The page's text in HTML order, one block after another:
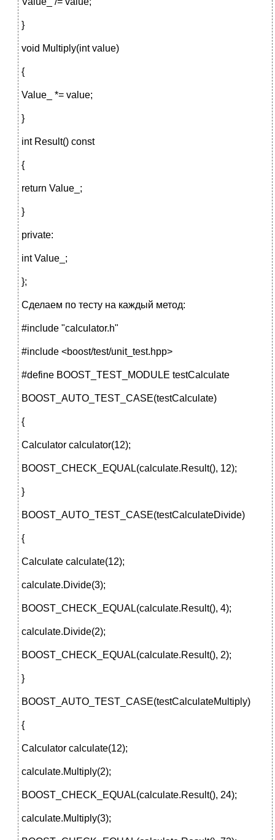
}
void Multiply(int value)
{
Value_ *= value;
}
int Result() const
{
return Value_;
}
private:
int Value_;
};
Сделаем по тесту на каждый метод:
#include "calculator.h"
#include <boost/test/unit_test.hpp>
#define BOOST_TEST_MODULE testCalculate
BOOST_AUTO_TEST_CASE(testCalculate)
{
Calculator calculator(12);
BOOST_CHECK_EQUAL(calculate.Result(), 12);
}
BOOST_AUTO_TEST_CASE(testCalculateDivide)
{
Calculate calculate(12);
calculate.Divide(3);
BOOST_CHECK_EQUAL(calculate.Result(), 4);
calculate.Divide(2);
BOOST_CHECK_EQUAL(calculate.Result(), 2);
}
BOOST_AUTO_TEST_CASE(testCalculateMultiply)
{
Calculator calculate(12);
calculate.Multiply(2);
BOOST_CHECK_EQUAL(calculate.Result(), 24);
calculate.Multiply(3);